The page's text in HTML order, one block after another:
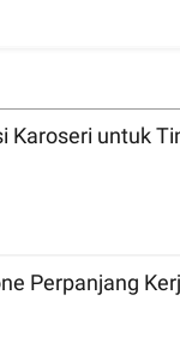
Karoseri untuk
Perpanjang